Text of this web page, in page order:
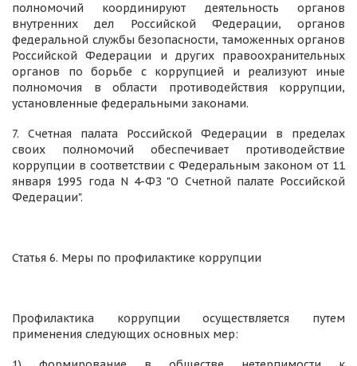
полномочий координируют деятельность органов
внутренних дел Российской Федерации, органов
федеральной службы безопасности, таможенных органов
Российской Федерации и других правоохранительных
органов по борьбе с коррупцией и реализуют иные
полномочия в области противодействия коррупции,
установленные федеральными законами.
7. Счетная палата Российской Федерации в пределах
своих полномочий обеспечивает противодействие
коррупции в соответствии с Федеральным законом от 11
января 1995 года N 4-ФЗ "О Счетной палате Российской
Федерации".
Статья 6. Меры по профилактике коррупции
Профилактика коррупции осуществляется путем
применения следующих основных мер: